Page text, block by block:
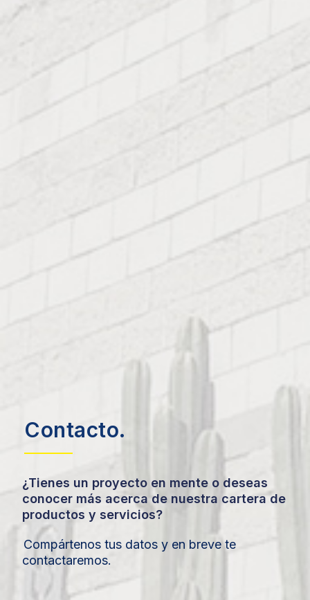
Contacto.
¿Tienes un proyecto en mente o deseas
conocer más acerca de nuestra cartera de
productos y servicios?
Compártenos tus datos y en breve te
contactaremos.